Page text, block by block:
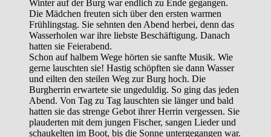
Winter auf der Burg war endlich zu Ende gegangen.
Die Mädchen freuten sich über den ersten warmen
Frühlingstag. Sie sehnten den Abend herbei, denn das
Wasserholen war ihre liebste Beschäftigung. Danach
hatten sie Feierabend.
Schon auf halbem Wege hörten sie sanfte Musik. Wie
gerne lauschten sie! Hastig schöpften sie dann Wasser
und eilten den steilen Weg zur Burg hoch. Die
Burgherrin erwartete sie ungeduldig. So ging das jeden
Abend. Von Tag zu Tag lauschten sie länger und bald
hatten sie das strenge Gebot ihrer Herrin vergessen. Sie
plauderten mit dem jungen Fischer, sangen Lieder und
schaukelten im Boot, bis die Sonne untergegangen war.